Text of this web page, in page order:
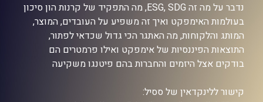
נדבר על מה זה ESG, SDG, מה התפקיד של קרנות הון סיכון
בעולמות האימפקט ואיך זה משפיע על העובדים, המוצר,
המותג והלקוחות, מה האתגר הכי גדול שכדאי לפתור,
התוצאות הפיננסיות של אימפקט ואילו פרמטרים הם
בודקים אצל היזמים והחברות בהם פיטנגו משקיעה
קישור ללינקדאין של ססיל: